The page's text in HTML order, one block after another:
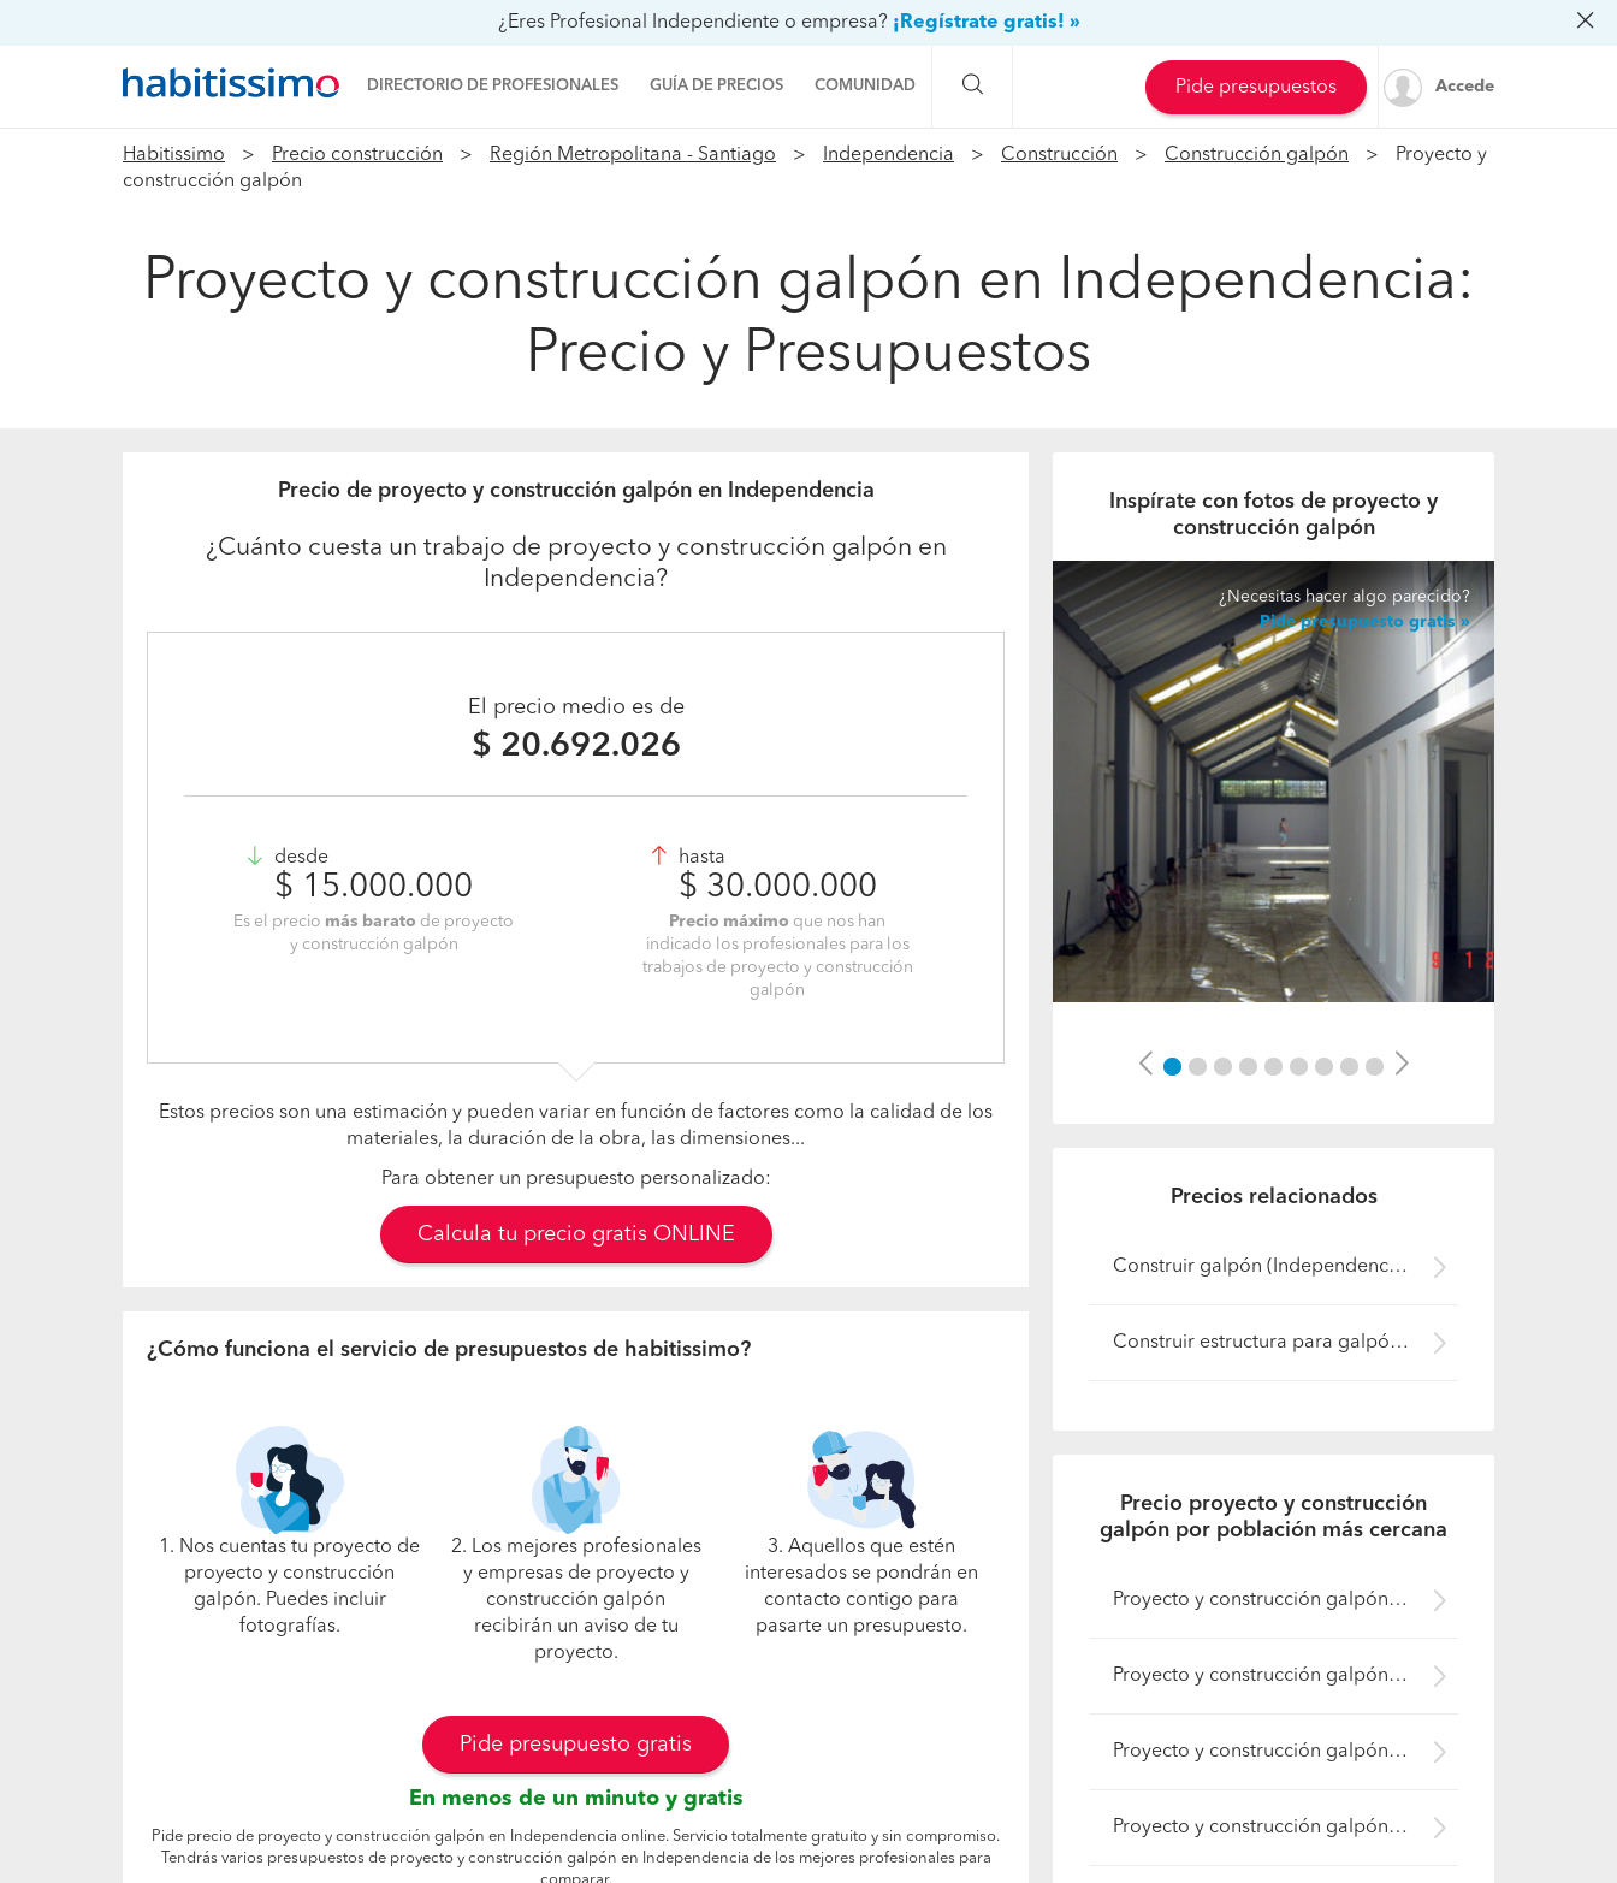
¿Eres Profesional Independiente o empresa? ¡Regístrate gratis! »
DIRECTORIO DE PROFESIONALES GUÍA DE PRECIOS COMUNIDAD
Preguntas a la comunidad
Galería de fotos
Procenter
Pide presupuestos Accede
Habitissimo Precio construcción Región Metropolitana - Santiago Independencia Construcción Construcción galpón
Proyecto y
construcción galpón
Proyecto y construcción galpón en Independencia:
Precio y Presupuestos
Precio de proyecto y construcción galpón en Independencia
¿Cuánto cuesta un trabajo de proyecto y construcción galpón en
Independencia?
El precio medio es de
$ 20.692.026
desde
$ 15.000.000
Es el precio más barato de proyecto
y construcción galpón
hasta
$ 30.000.000
Precio máximo que nos han
indicado los profesionales para los
trabajos de proyecto y construcción
galpón
Estos precios son una estimación y pueden variar en función de factores como la calidad de los
materiales, la duración de la obra, las dimensiones...
Para obtener un presupuesto personalizado:
Calcula tu precio gratis ONLINE
¿Cómo funciona el servicio de presupuestos de habitissimo?
1. Nos cuentas tu proyecto de
proyecto y construcción
galpón. Puedes incluir
fotografías.
2. Los mejores profesionales
y empresas de proyecto y
construcción galpón
recibirán un aviso de tu
proyecto.
3. Aquellos que estén
interesados se pondrán en
contacto contigo para
pasarte un presupuesto.
Pide presupuesto gratis
En menos de un minuto y gratis
Pide precio de proyecto y construcción galpón en Independencia online. Servicio totalmente gratuito y sin compromiso.
Tendrás varios presupuestos de proyecto y construcción galpón en Independencia de los mejores profesionales para
Inspírate con fotos de proyecto y
construcción galpón
¿Necesitas hacer algo parecido?
Pide presupuesto gratis
Previous Next
Precios relacionados
Construir galpón (Independencia)
Construir estructura para galpón (Independencia)
Precio proyecto y construcción
galpón por población más cercana
Proyecto y construcción galpón (Recoleta)
Proyecto y construcción galpón (Quinta Normal)
Proyecto y construcción galpón (Conchalí)
Proyecto y construcción galpón (Providencia)